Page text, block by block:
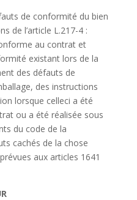
de conformité du bien
de l’article L.217-4 :
au contrat et
existant lors de la
des défauts de
des instructions
lorsque celleci a été
ou a été réalisée sous
du code de la
cachés de la chose
aux articles 1641